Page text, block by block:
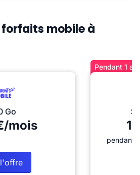
forfaits mobile à
Go
mois
Pendant 1
pendant